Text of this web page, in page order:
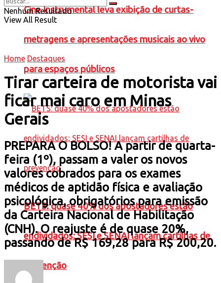
Cine Instrumental leva exibição de curtas-
metragens e apresentações musicais ao vivo
para espaços públicos
BETS: quase 40% dos apostadores estão
endividados; SESI e SENAI lançam cartilhas de
prevenção
Nenhum Resultado
View All Result
Home Destaques
Tirar carteira de motorista vai
ficar mai caro em Minas
Gerais
PREPARA O BOLSO! A partir de quarta-
feira (1º), passam a valer os novos
valores cobrados para os exames
médicos de aptidão física e avaliação
psicológica, obrigatórios para emissão
da Carteira Nacional de Habilitação
(CNH). O reajuste é de quase 20%,
passando de R$ 169,28 para R$ 200,20.